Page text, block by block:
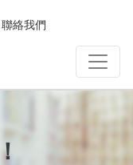
聯絡我們